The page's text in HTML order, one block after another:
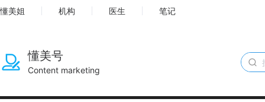
懂美姐 机构 医生 笔记
懂美号
Content marketing